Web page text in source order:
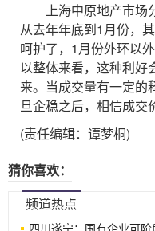
上海中原地产市场分
从去年年底到1月份，
呵护了，1月份外环以
以整体来看，这种利好
来。当成交量有一定的
旦企稳之后，相信成交
(责任编辑：谭梦桐)
猜你喜欢：
频道热点
四川遂宁：国有企业可